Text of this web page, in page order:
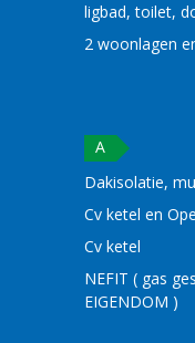
ligbad, toilet,
2 woonlagen
A
Dakisolatie,
Cv ketel en
Cv ketel
NEFIT ( gas
EIGENDOM )